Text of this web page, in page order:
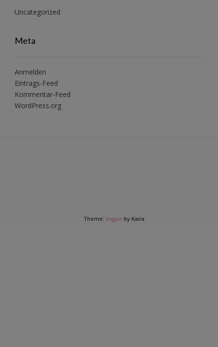
Uncategorized
Meta
Anmelden
Eintrags-Feed
Kommentar-Feed
WordPress.org
Theme: Vogue by Kaira